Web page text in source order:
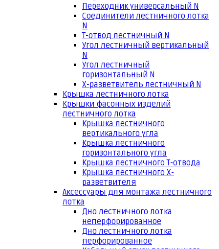
Переходник универсальный N
Соединители лестничного лотка
N
Т-отвод лестничный N
Угол лестничный вертикальный
N
Угол лестничный
горизонтальный N
Х-разветвитель лестничный N
Крышка лестничного лотка
Крышки фасонных изделий
лестничного лотка
Крышка лестничного
вертикального угла
Крышка лестничного
горизонтального угла
Крышка лестничного Т-отвода
Крышка лестничного Х-
разветвителя
Аксессуары для монтажа лестничного
лотка
Дно лестничного лотка
неперфорированное
Дно лестничного лотка
перфорированное